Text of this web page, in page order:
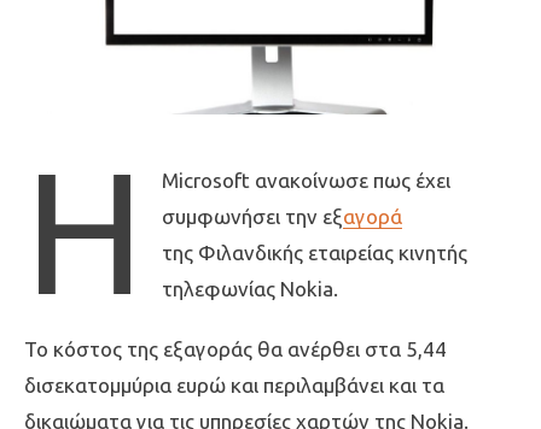
Η
Microsoft ανακοίνωσε πως έχει
συμφωνήσει την εξαγορά
της Φιλανδικής εταιρείας κινητής
τηλεφωνίας Nokia.
Το κόστος της εξαγοράς θα ανέρθει στα 5,44
δισεκατομμύρια ευρώ και περιλαμβάνει και τα
δικαιώματα για τις υπηρεσίες χαρτών της Nokia.